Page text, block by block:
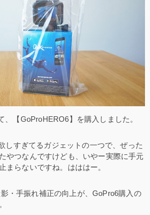
、【GoProHERO6】を購入しました。
しすぎてるガジェットの一つで、ぜった
やつなんですけども、いやー実際に手元
まらないですね。はははー。
・手振れ補正の向上が、GoPro6購入の